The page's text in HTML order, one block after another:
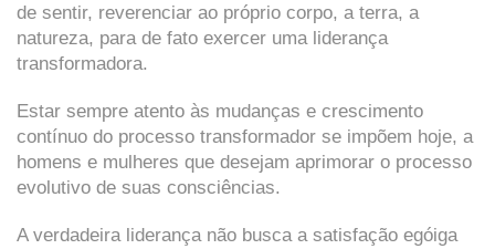
de sentir, reverenciar ao próprio corpo, a terra, a
natureza, para de fato exercer uma liderança
transformadora.
Estar sempre atento às mudanças e crescimento
contínuo do processo transformador se impõem hoje, a
homens e mulheres que desejam aprimorar o processo
evolutivo de suas consciências.
A verdadeira liderança não busca a satisfação egóiga